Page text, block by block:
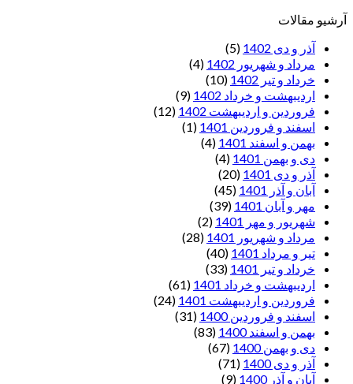
آرشیو مقالات
آذر و دی 1402
(5)
مرداد و شهریور 1402
(4)
خرداد و تیر 1402
(10)
اردیبهشت و خرداد 1402
(9)
فروردین و اردیبهشت 1402
(12)
اسفند و فروردین 1401
(1)
بهمن و اسفند 1401
(4)
دی و بهمن 1401
(4)
آذر و دی 1401
(20)
آبان و آذر 1401
(45)
مهر و آبان 1401
(39)
شهریور و مهر 1401
(2)
مرداد و شهریور 1401
(28)
تیر و مرداد 1401
(40)
خرداد و تیر 1401
(33)
اردیبهشت و خرداد 1401
(61)
فروردین و اردیبهشت 1401
(24)
اسفند و فروردین 1400
(31)
بهمن و اسفند 1400
(83)
دی و بهمن 1400
(67)
آذر و دی 1400
(71)
آبان و آذر 1400
(9)